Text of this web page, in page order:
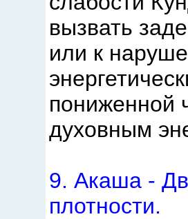
вызвать
или к
пониженной
духовным
9. Акаша -
плотности.